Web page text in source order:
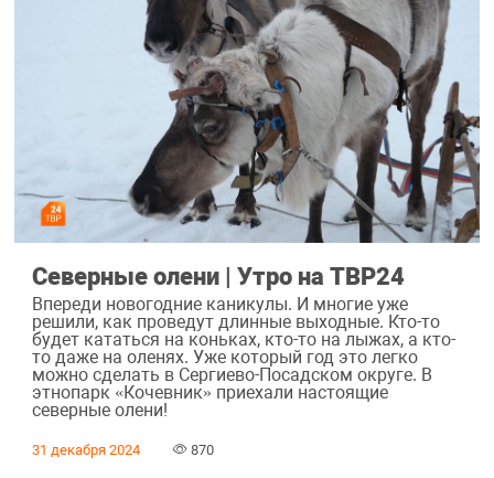
Северные олени | Утро на ТВР24
Впереди новогодние каникулы. И многие уже
решили, как проведут длинные выходные. Кто-то
будет кататься на коньках, кто-то на лыжах, а кто-
то даже на оленях. Уже который год это легко
можно сделать в Сергиево-Посадском округе. В
этнопарк «Кочевник» приехали настоящие
северные олени!
31 декабря 2024 870